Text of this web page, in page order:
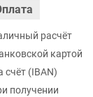
расчёт
картой
счёт (IBAN)
получении